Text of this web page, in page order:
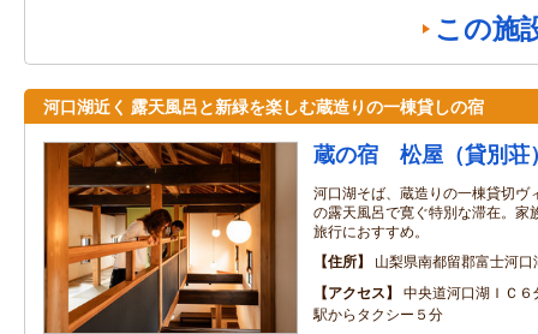
この施
河口湖近く 露天風呂と新緑を楽しむ蔵造りの一棟貸しの宿
蔵の宿 松屋（貸別荘
河口湖そば、蔵造りの一棟貸切ヴ
の露天風呂で寛ぐ特別な滞在。家
旅行におすすめ。
住所
山梨県南都留郡富士河
アクセス
中央道河口湖ＩＣ
駅からタクシー５分